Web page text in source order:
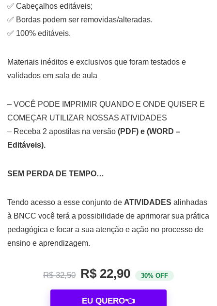
✅ Cabeçalhos editáveis;
✅ Bordas podem ser removidas/alteradas.
✅ 100% editáveis.
Materiais inéditos e exclusivos que foram testados e
validados em sala de aula
– VOCÊ PODE IMPRIMIR QUANDO E ONDE QUISER E
COMEÇAR UTILIZAR NOSSAS ATIVIDADES
– Receba 2 apostilas na versão (PDF) e (WORD –
Editáveis).
SEM PERDA DE TEMPO…
Tendo acesso a esse conjunto de ATIVIDADES alinhadas
à BNCC você terá a possibilidade de aprimorar sua prática
pedagógica e focar a sua atenção e ação no processo de
ensino e aprendizagem.
R$ 32,50 R$ 22,90 30% OFF
EU QUERO👈